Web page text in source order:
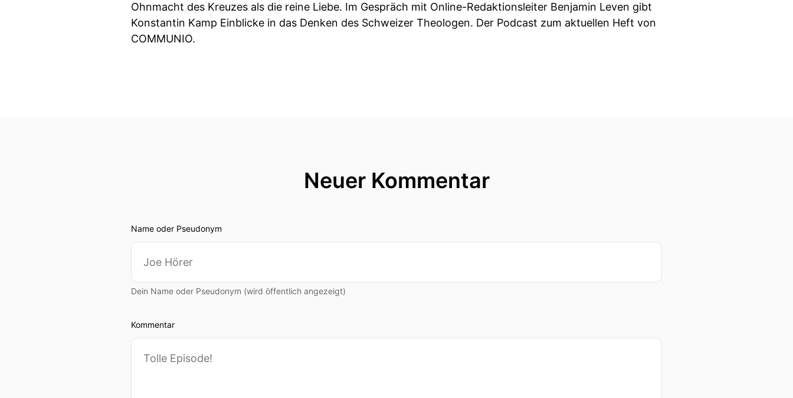
Ohnmacht des Kreuzes als die reine Liebe. Im Gespräch mit Online-Redaktionsleiter Benjamin Leven gibt
Konstantin Kamp Einblicke in das Denken des Schweizer Theologen. Der Podcast zum aktuellen Heft von
COMMUNIO.
Neuer Kommentar
Name oder Pseudonym
Dein Name oder Pseudonym (wird öffentlich angezeigt)
Kommentar